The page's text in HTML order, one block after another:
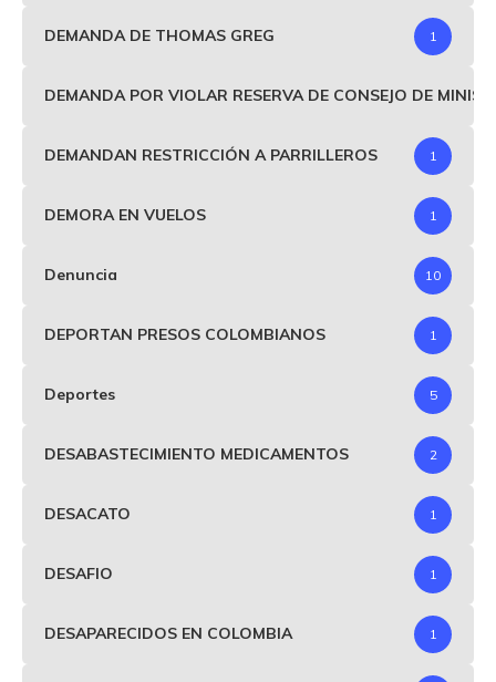
DEMANDA DE THOMAS GREG 1
DEMANDA POR VIOLAR RESERVA DE CONSEJO DE
DEMANDAN RESTRICCIÓN A PARRILLEROS 1
DEMORA EN VUELOS 1
Denuncia 10
DEPORTAN PRESOS COLOMBIANOS 1
Deportes 5
DESABASTECIMIENTO MEDICAMENTOS 2
DESACATO 1
DESAFIO 1
DESAPARECIDOS EN COLOMBIA 1